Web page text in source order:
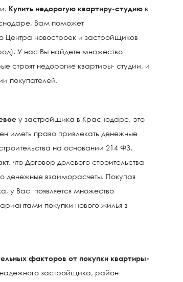
Купить недорогую квартиру-студию в
Вам поможет
новостроек и застройщиков
У нас Вы найдете множество
строят недорогие квартиры- студии, и
покупателей.
у застройщика в Краснодаре, это
иметь право привлекать денежные
на основании 214 ФЗ.
что Договор долевого строительства
денежные взаиморасчеты. Покупая
у Вас появляется множество
покупки нового жилья в
факторов от покупки квартиры-
застройщика, район